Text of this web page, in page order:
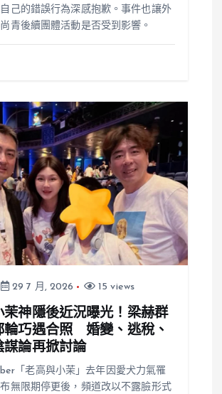
己的錯誤行為深感抱歉。事件也讓外
青後續團體活動是否受到影響。
29 7 月, 2026 15 views
茉神隱後近況曝光！梁赫群
輪巧遇合照 婚變、逃稅、
謀論再掀討論
「老高與小茉」去年因愛犬力氣罹
無限期停更後，頻道改以不露臉形式